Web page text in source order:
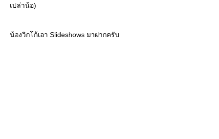
เปล่าน้อ)
น้องวิกโก้เอา Slideshows มาฝากครับ